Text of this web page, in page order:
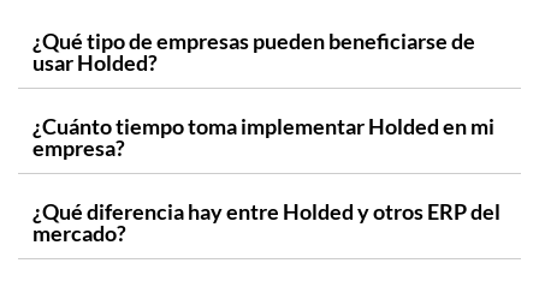
¿Qué tipo de empresas pueden beneficiarse de
usar Holded?
¿Cuánto tiempo toma implementar Holded en mi
empresa?
¿Qué diferencia hay entre Holded y otros ERP del
mercado?